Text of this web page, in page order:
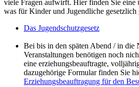
viele Fragen aufwirft. Hier finden Sie eine
was für Kinder und Jugendliche gesetzlich
Das Jugendschutzgesetz
Bei bis in den späten Abend / in die
Veranstaltungen benötigen noch
eine erziehungsbeauftragte,
dazugehörige Formular finden Sie
Erziehungsbeauftragung für den